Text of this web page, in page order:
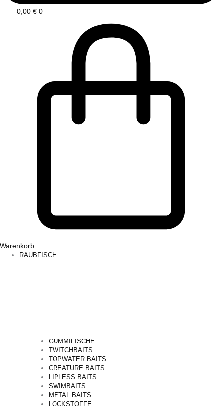
0,00 € 0
Warenkorb
RAUBFISCH
GUMMIFISCHE
TWITCHBAITS
TOPWATER BAITS
CREATURE BAITS
LIPLESS BAITS
SWIMBAITS
METAL BAITS
LOCKSTOFFE